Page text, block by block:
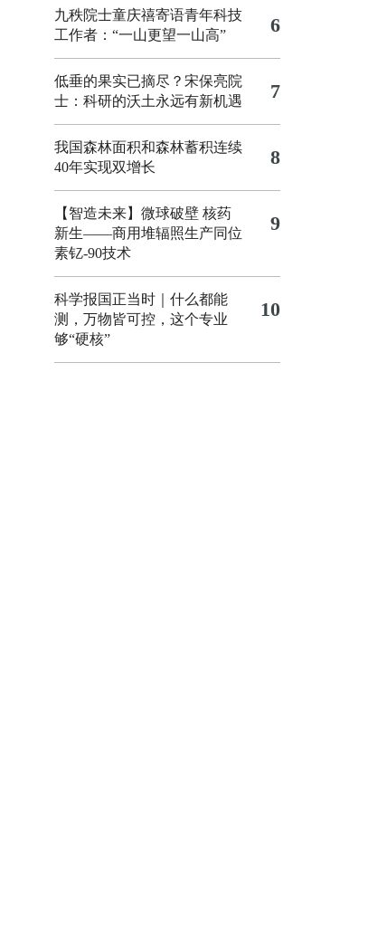
九秩院士童庆禧寄语青年科技
工作者：“一山更望一山高”
6
低垂的果实已摘尽？宋保亮院
士：科研的沃土永远有新机遇
7
我国森林面积和森林蓄积连续
40年实现双增长
8
【智造未来】微球破壁 核药
新生——商用堆辐照生产同位
素钇-90技术
9
科学报国正当时｜什么都能
测，万物皆可控，这个专业
够“硬核”
10